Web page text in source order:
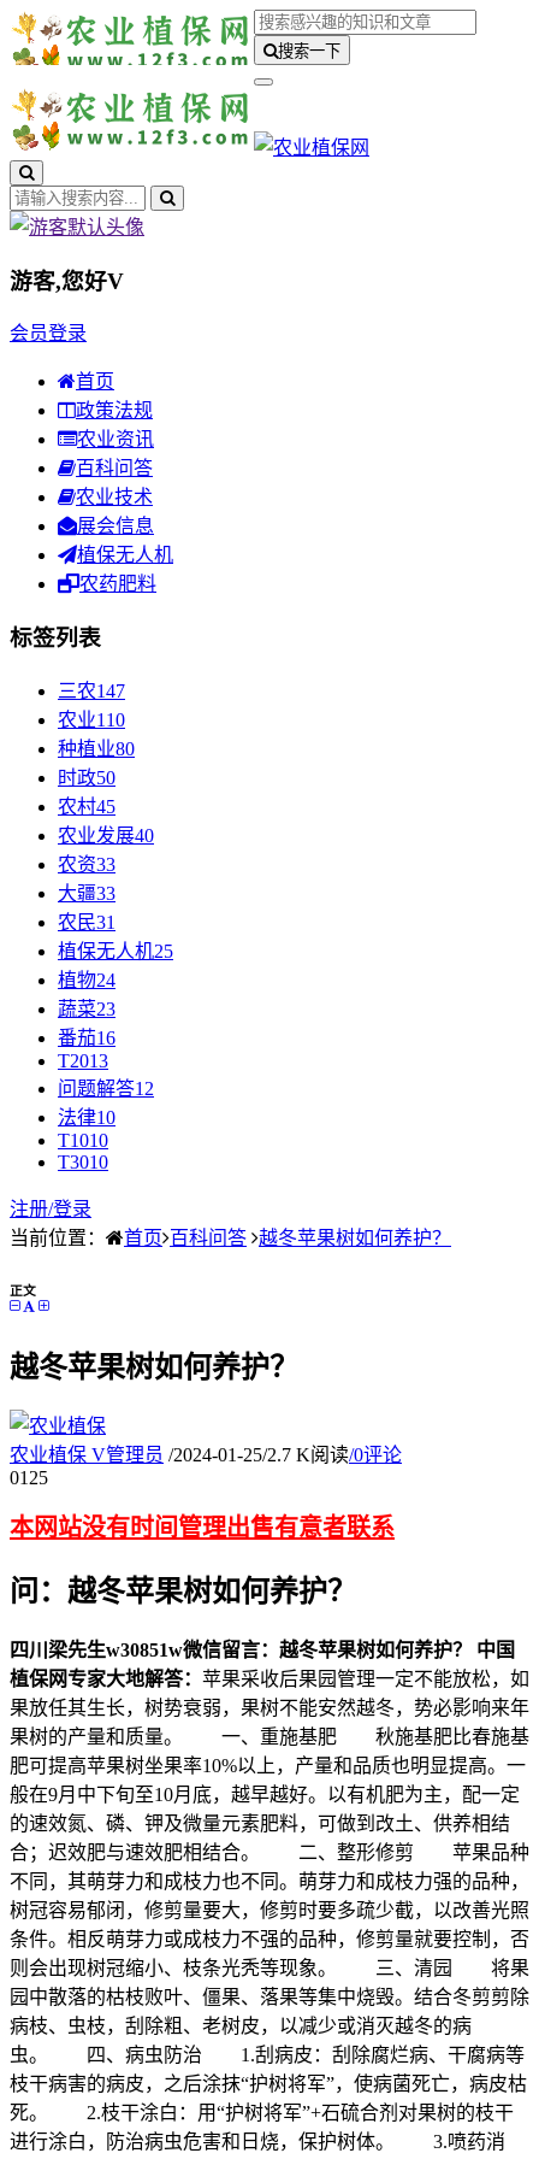
搜索一下
游客,您好V
会员登录
首页
政策法规
农业资讯
百科问答
农业技术
展会信息
植保无人机
农药肥料
标签列表
三农147
农业110
种植业80
时政50
农村45
农业发展40
农资33
大疆33
农民31
植保无人机25
植物24
蔬菜23
番茄16
T2013
问题解答12
法律10
T1010
T3010
注册/登录
当前位置：
首页 百科问答 越冬苹果树如何养护？
正文
越冬苹果树如何养护？
农业植保 V管理员 /2024-01-25/2.7 K阅读/0评论
01 25
本网站没有时间管理出售有意者联系
问：越冬苹果树如何养护？
四川梁先生w30851w微信留言：越冬苹果树如何养护？
中国
植保网专家大地解答： 苹果采收后果园管理一定不能放松，如
果放任其生长，树势衰弱，果树不能安然越冬，势必影响来年
果树的产量和质量。 一、重施基肥 秋施基肥比春施基
肥可提高苹果树坐果率10%以上，产量和品质也明显提高。一
般在9月中下旬至10月底，越早越好。以有机肥为主，配一定
的速效氮、磷、钾及微量元素肥料，可做到改土、供养相结
合；迟效肥与速效肥相结合。 二、整形修剪 苹果品种
不同，其萌芽力和成枝力也不同。萌芽力和成枝力强的品种，
树冠容易郁闭，修剪量要大，修剪时要多疏少截，以改善光照
条件。相反萌芽力或成枝力不强的品种，修剪量就要控制，否
则会出现树冠缩小、枝条光秃等现象。 三、清园 将果
园中散落的枯枝败叶、僵果、落果等集中烧毁。结合冬剪剪除
病枝、虫枝，刮除粗、老树皮，以减少或消灭越冬的病
虫。 四、病虫防治 1.刮病皮：刮除腐烂病、干腐病等
枝干病害的病皮，之后涂抹“护树将军”，使病菌死亡，病皮枯
死。 2.枝干涂白：用“护树将军”+石硫合剂对果树的枝干
进行涂白，防治病虫危害和日烧，保护树体。 3.喷药消